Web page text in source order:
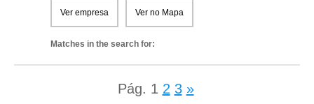
Ver empresa Ver no Mapa
Matches in the search for:
Pág. 1 2 3 »